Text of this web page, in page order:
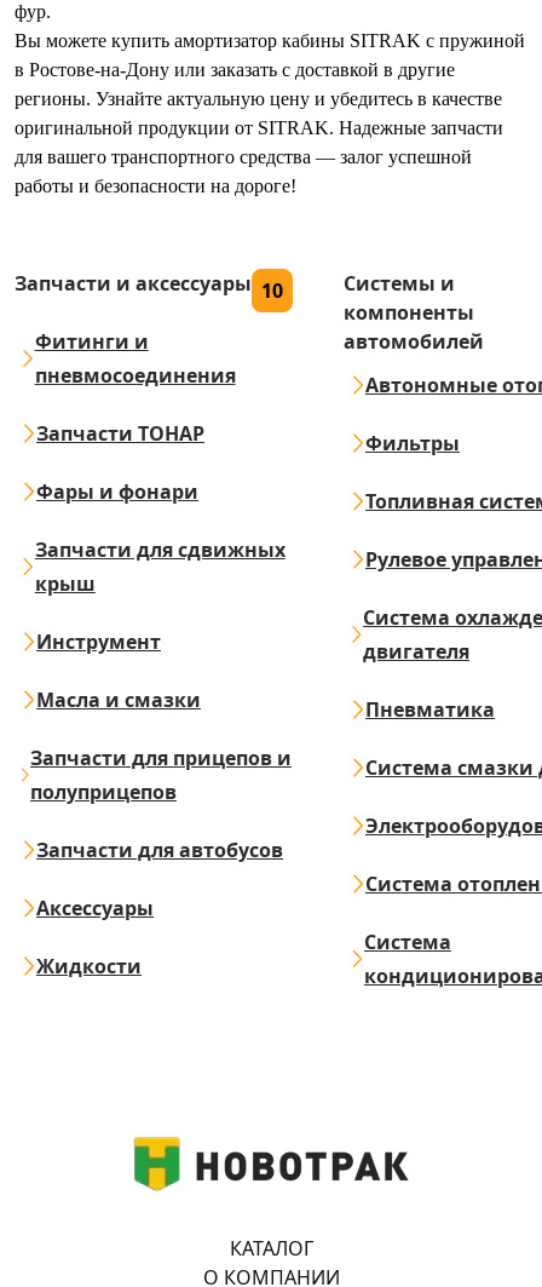
фур.
Вы можете купить амортизатор кабины SITRAK с пружиной
в Ростове-на-Дону или заказать с доставкой в другие
регионы. Узнайте актуальную цену и убедитесь в качестве
оригинальной продукции от SITRAK. Надежные запчасти
для вашего транспортного средства — залог успешной
работы и безопасности на дороге!
Запчасти и аксессуары 10
Фитинги и
пневмосоединения
Запчасти ТОНАР
Фары и фонари
Запчасти для сдвижных
крыш
Инструмент
Масла и смазки
Запчасти для прицепов и
полуприцепов
Запчасти для автобусов
Аксессуары
Жидкости
Системы и
компоненты
автомобилей
Автономные
Фильтры
Топливная
Рулевое
Система
двигателя
Пневматика
Система смазки
Система
Система
КАТАЛОГ
О КОМПАНИИ